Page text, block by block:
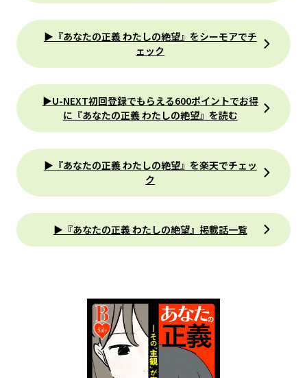
▶『あなたの正義 わたしの絶望』をシーモアでチ
ェック
▶U-NEXT初回登録でもらえる600ポイントでお得
に『あなたの正義 わたしの絶望』を読む
▶『あなたの正義 わたしの絶望』を楽天でチェッ
ク
▶『あなたの正義 わたしの絶望』掲載話一覧